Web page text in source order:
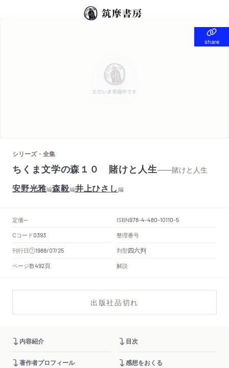
share
share
シリーズ・全集
ちくま文学の森１０ 賭けと人生——賭けと人生
安野光雅編森毅編井上ひさし編
定価-- ISBN978-4-480-10110-5
Cコード0393
整理番号
刊行日
1988/07/25 判型四六判
ページ数492頁 解説
出版社品切れ
内容紹介 目次
著作者プロフィール 感想をおくる